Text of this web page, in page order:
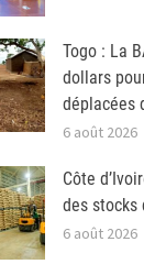
Togo : La
dollars
déplacées
6 août 2026
Côte
des stocks
6 août 2026